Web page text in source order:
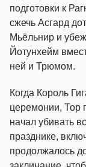
подготовки к
сжечь Асгард
Мьёльнир и
Йотунхейм
ней и Трюмом.
Когда Король
церемонии, Тор
начал убивать
празднике,
продолжалось